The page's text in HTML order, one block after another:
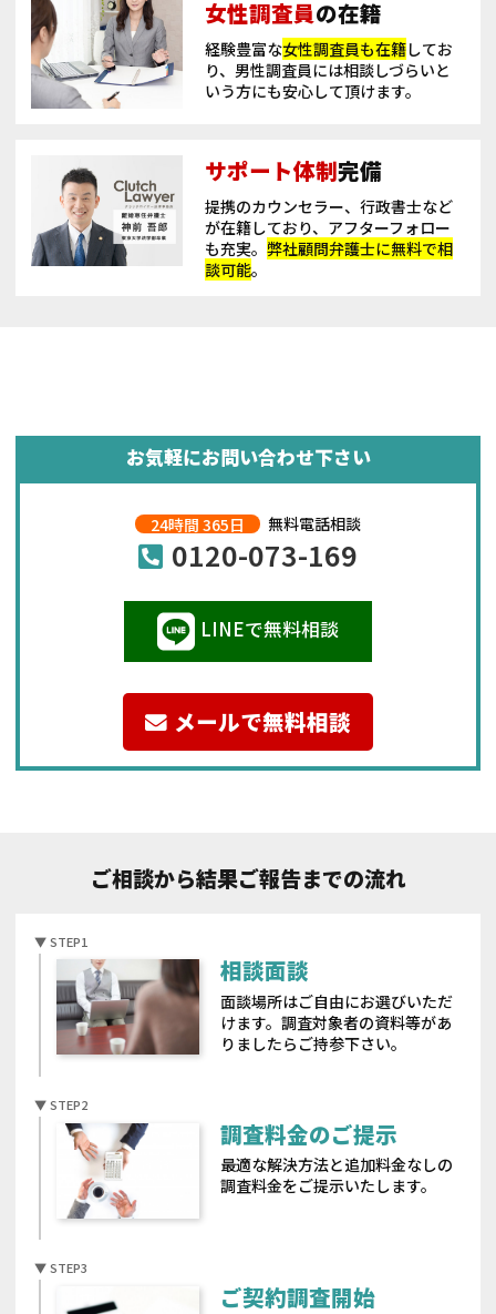
女性調査員の在籍
経験豊富な女性調査員も在籍してお
り、男性調査員には相談しづらいと
いう方にも安心して頂けます。
サポート体制完備
提携のカウンセラー、行政書士など
が在籍しており、アフターフォロー
も充実。 弊社顧問弁護士に無料で相
談可能。
お気軽にお問い合わせ下さい
24時間 365日 無料電話相談
0120-073-169
LINEで無料相談
メールで無料相談
ご相談から結果ご報告までの流れ
相談面談
面談場所はご自由にお選びいただ
けます。調査対象者の資料等があ
りましたらご持参下さい。
調査料金のご提示
最適な解決方法と追加料金なしの
調査料金をご提示いたします。
ご契約調査開始